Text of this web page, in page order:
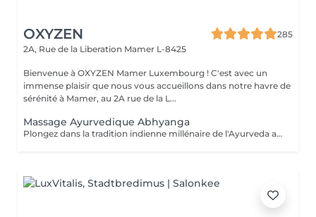
OXYZEN
285
2A, Rue de la Liberation Mamer L-8425
Bienvenue à OXYZEN Mamer Luxembourg ! C'est avec un
immense plaisir que nous vous accueillons dans notre havre de
sérénité à Mamer, au 2A rue de la L...
Massage Ayurvedique Abhyanga
Plongez dans la tradition indienne millénaire de l'Ayurveda avec notre massage Abhyanga. Ce rituel ancestral, vieux de plus de 5000 ans, combine des gestes doux, des pressions ciblées et des étirements pour vous offrir une expérience de lâcher-prise absolu. "Abhyanga" signifie littéralement "massage à l'huile de tout le corps", et c'est précisément ce que vous recevrez. Chacun de nos mouvements est minutieusement exécuté pour créer une harmonie parfaite entre votre corps et votre esprit, vous permettant de vous détendre profondément et d'oublier le temps qui passe. Nous vous invitons également à découvrir nos offres de cartes FORFAITS, conçues pour prolonger ces moments de bien-être et vous offrir des avantages exclusifs. Pour plus d'informations, visitez notre page Forfaits. Ce massage est aussi une idée cadeau idéale pour surprendre et faire plaisir. Pour en savoir plus, cliquez ici : https://www.oxyzen.lu Veuillez noter que ce massage est déconseillé aux femmes enceintes. Avertissement : Nos soins sont dédiés au bien-être et à la relaxation. Ils ne remplacent pas un suivi médical et ne relèvent pas de la kinésithérapie.